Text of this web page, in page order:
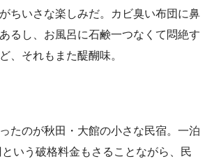
ちいさな楽しみだ。カビ臭い布団に鼻
るし、お風呂に石鹸一つなくて悶絶す
、それもまた醍醐味。
たのが秋田・大館の小さな民宿。一泊
いう破格料金もさることながら、民